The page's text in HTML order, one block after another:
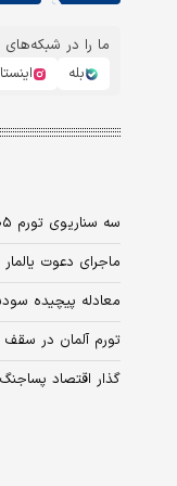
ما را در شبکه‌های
بله
سه سناریوی تورم ۱۴۰۵
ماجرای دعوت
معادله پیچیده
تورم آلمان در سقف ۲۷ماهه
گذار اقتصاد